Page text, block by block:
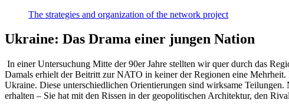
The strategies and organization of the network project
Ukraine: Das Drama einer jungen Nation
In einer Untersuchung Mitte der 90er Jahre stellten wir quer durch das
Damals erhielt der Beitritt zur NATO in keiner der Regionen eine
Ukraine. Diese unterschiedlichen Orientierungen sind wirksame
erhalten – Sie hat mit den Rissen in der geopolitischen Architektur, den